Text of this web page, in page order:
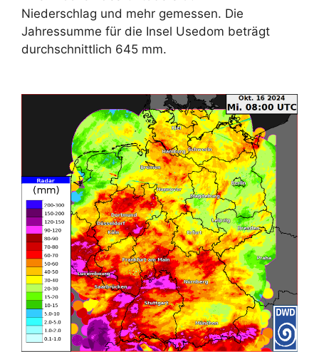
Niederschlag und mehr gemessen. Die
Jahressumme für die Insel Usedom beträgt
durchschnittlich 645 mm.